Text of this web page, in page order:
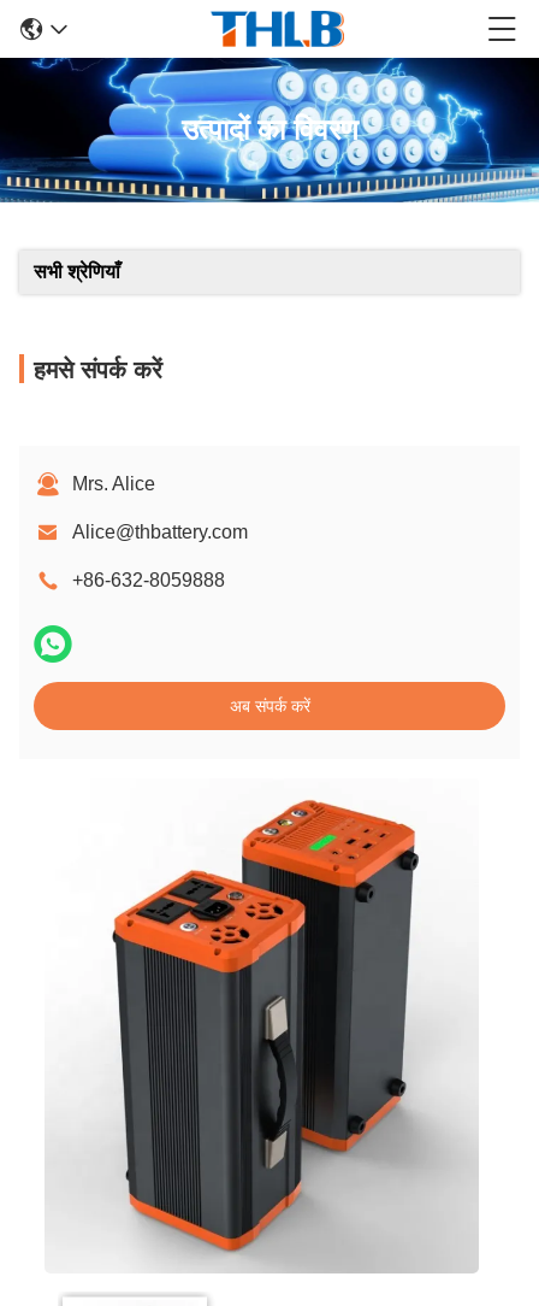
उत्पादों का विवरण
सभी श्रेणियाँ
हमसे संपर्क करें
Mrs. Alice
Alice@thbattery.com
+86-632-8059888
अब संपर्क करें